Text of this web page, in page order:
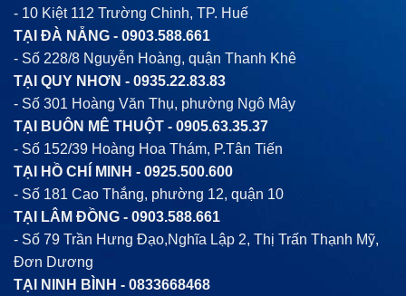
- 10 Kiệt 112 Trường Chinh, TP. Huế
TẠI ĐÀ NẴNG - 0903.588.661
- Số 228/8 Nguyễn Hoàng, quận Thanh Khê
TẠI QUY NHƠN - 0935.22.83.83
- Số 301 Hoàng Văn Thụ, phường Ngô Mây
TẠI BUÔN MÊ THUỘT - 0905.63.35.37
- Số 152/39 Hoàng Hoa Thám, P.Tân Tiến
TẠI HỒ CHÍ MINH - 0925.500.600
- Số 181 Cao Thắng, phường 12, quận 10
TẠI LÂM ĐỒNG - 0903.588.661
- Số 79 Trần Hưng Đạo,Nghĩa Lập 2, Thị Trấn Thạnh Mỹ,
Đơn Dương
TẠI NINH BÌNH - 0833668468